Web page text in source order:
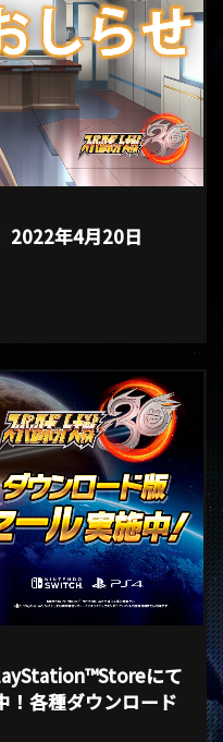
2022年4月20日
にて
！各種ダウンロード